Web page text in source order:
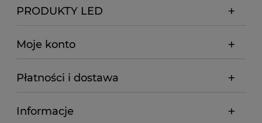
PRODUKTY LED
Moje konto
Płatności i dostawa
Informacje